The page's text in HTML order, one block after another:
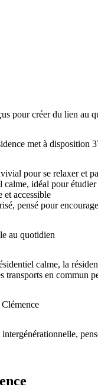
pour créer du lien au
met à disposition
pour se relaxer et
calme, idéal pour
et accessible
pensé pour
au quotidien
calme, la
transports en commun